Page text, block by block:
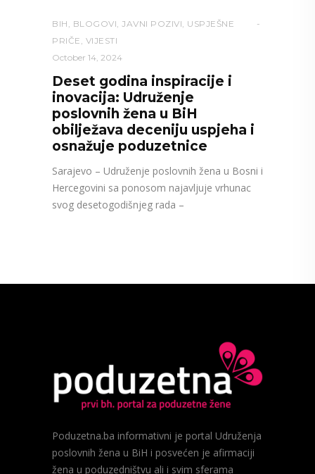
BIH , BLOGOVI, JAVNI POZIVI, USPJEŠNE
PRIČE , VIJESTI
October 14, 2024
Deset godina inspiracije i
inovacija: Udruženje
poslovnih žena u BiH
obilježava deceniju uspjeha i
osnažuje poduzetnice
Sarajevo – Udruženje poslovnih žena u Bosni i
Hercegovini sa ponosom najavljuje vrhunac
svog desetogodišnjeg rada –
Poduzetna.ba informativni je portal Udruženja
poslovnih žena u BiH i posvećen je afirmaciji
žena u poduzedništvu ali i svim sferama